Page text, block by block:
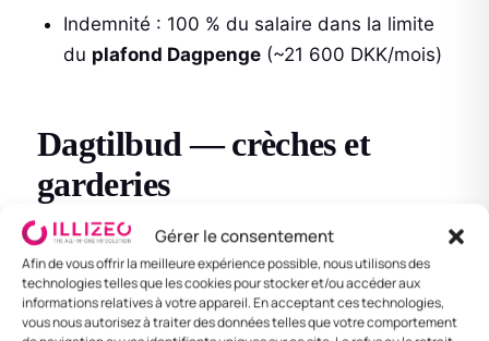
Gérer le consentement
Afin de vous offrir la meilleure expérience possible, nous utilisons des
technologies telles que les cookies pour stocker et/ou accéder aux
informations relatives à votre appareil. En acceptant ces technologies,
vous nous autorisez à traiter des données telles que votre comportement
Indemnité : 100 % du salaire dans la limite
du plafond Dagpenge (~21 600 DKK/mois)
Dagtilbud — crèches et
garderies
RégimeDagtilbudsloven:
Garantie de place en crèche dès26
semaines(vuggestue) ou en école